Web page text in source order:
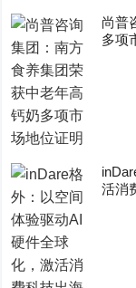
尚普
多项
活消